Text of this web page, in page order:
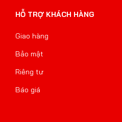
HỖ TRỢ KHÁCH HÀNG
Giao hàng
Bảo mật
Riêng tư
Báo giá